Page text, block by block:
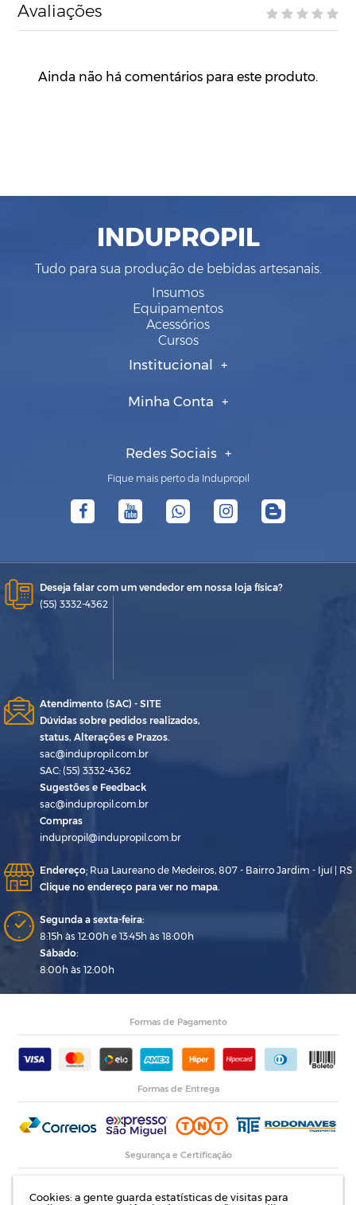
Cookies: a gente guarda estatísticas de visitas para
Avaliações
Ainda não há comentários para este produto.
INDUPROPIL
Tudo para sua produção de bebidas artesanais.
Insumos
Equipamentos
Acessórios
Cursos
Institucional
Minha Conta
Redes Sociais
Fique mais perto da Indupropil
Deseja falar com um vendedor em nossa loja física?
(55) 3332-4362
Atendimento (SAC) - SITE
Dúvidas sobre pedidos realizados,
status, Alterações e Prazos.
sac@indupropil.com.br
SAC: (55) 3332-4362
Sugestões e Feedback
sac@indupropil.com.br
Compras
indupropil@indupropil.com.br
Endereço: Rua Laureano de Medeiros, 807 - Bairro Jardim - Ijuí | RS
Clique no endereço para ver no mapa.
Segunda a sexta-feira:
8:15h às 12:00h e 13:45h às 18:00h
Sábado:
8:00h às 12:00h
Formas de Pagamento
Formas de Entrega
Segurança e Certificação